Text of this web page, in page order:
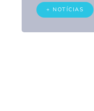
+ NOTÍCIAS